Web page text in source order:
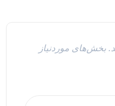
بخش‌های موردنیاز